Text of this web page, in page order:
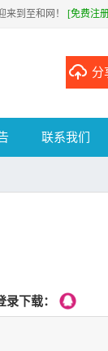
来到至和网！ [免费注
分
联系我们
录下载：